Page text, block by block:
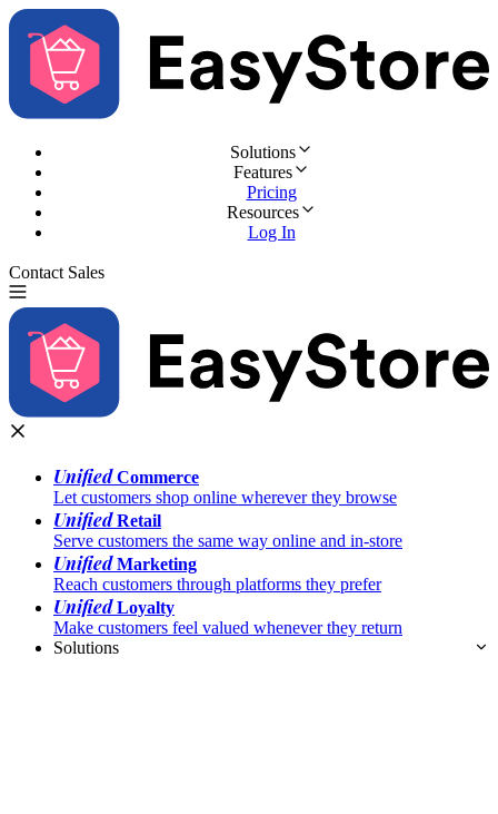
Solutions
Features
Pricing
Resources
Log In
Contact Sales
UnifiedCommerce
Let customers shop online wherever they browse
UnifiedRetail
Serve customers the same way online and in-store
UnifiedMarketing
Reach customers through platforms they prefer
UnifiedLoyalty
Make customers feel valued whenever they return
Solutions